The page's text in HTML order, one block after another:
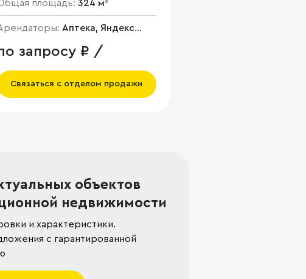
площадь: 324 м²
Аптека, Яндекс
запросу ₽ /
Связаться с отделом продажи
объектов
недвижимости
и характеристики.
с гарантированной